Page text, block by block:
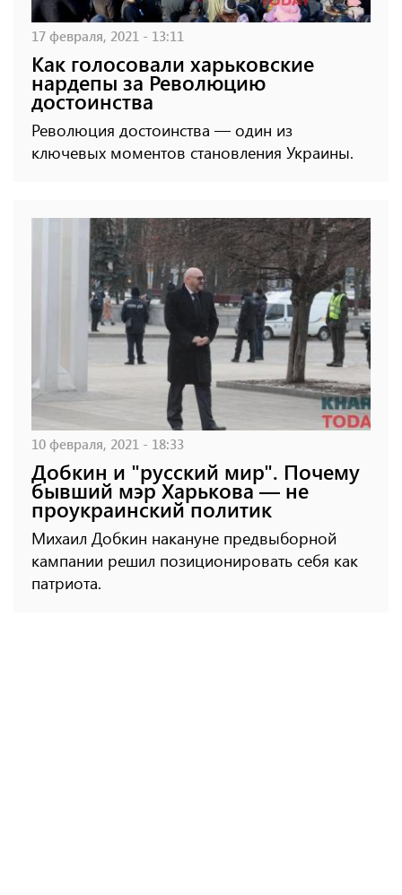
17 февраля, 2021 - 13:11
Как голосовали харьковские
нардепы за Революцию
достоинства
Революция достоинства — один из
ключевых моментов становления Украины.
10 февраля, 2021 - 18:33
Добкин и "русский мир". Почему
бывший мэр Харькова — не
проукраинский политик
Михаил Добкин накануне предвыборной
кампании решил позиционировать себя как
патриота.